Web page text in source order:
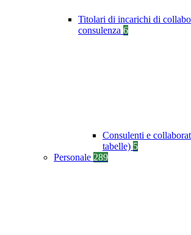
Titolari di incarichi di
consulenza 6
Consulenti e
tabelle) 5
Personale 289